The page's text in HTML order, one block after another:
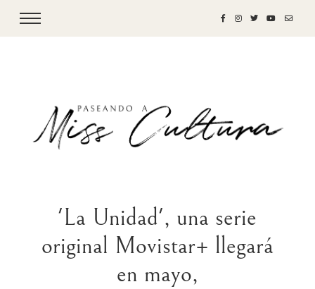
'La Unidad', una serie
original Movistar+ llegará
en mayo,